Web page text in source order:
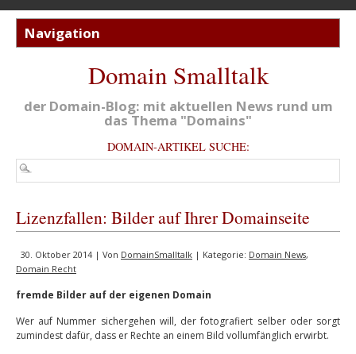
Domain Smalltalk
der Domain-Blog: mit aktuellen News rund um
das Thema "Domains"
DOMAIN-ARTIKEL SUCHE:
Lizenzfallen: Bilder auf Ihrer Domainseite
30. Oktober 2014 | Von DomainSmalltalk | Kategorie: Domain News,
Domain Recht
fremde Bilder auf der eigenen Domain
Wer auf Nummer sichergehen will, der fotografiert selber oder sorgt
zumindest dafür, dass er Rechte an einem Bild vollumfänglich erwirbt.